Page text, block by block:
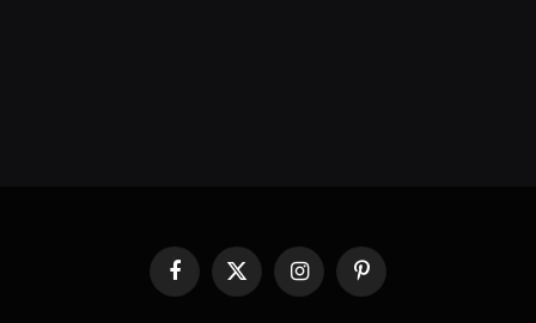
Facebook
X
InstagramPinterest